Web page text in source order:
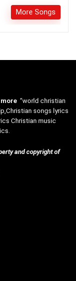
More Songs
“world christian
songs lyrics
Christian music
and copyright of